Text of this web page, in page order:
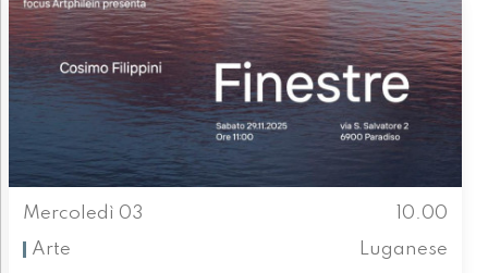
Mercoledì 03
10.00
Arte
Luganese